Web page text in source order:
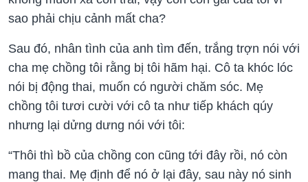
sao phải chịu cảnh mất cha?
Sau đó, nhân tình của anh tìm đến, trắng trợn nói với
cha mẹ chồng tôi rằng bị tôi hãm hại. Cô ta khóc lóc
nói bị động thai, muốn có người chăm sóc. Mẹ
chồng tôi tươi cười với cô ta như tiếp khách qúy
nhưng lại dửng dưng nói với tôi:
“Thôi thì bồ của chồng con cũng tới đây rồi, nó còn
mang thai. Mẹ định để nó ở lại đây, sau này nó sinh